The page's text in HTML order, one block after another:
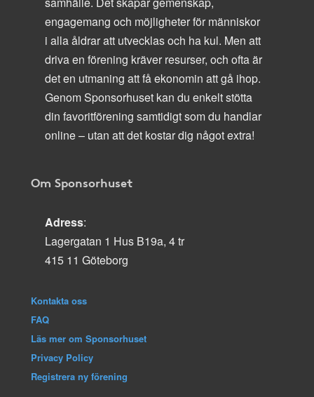
engagemang och möjligheter för människor
i alla åldrar att utvecklas och ha kul. Men att
driva en förening kräver resurser, och ofta är
det en utmaning att få ekonomin att gå ihop.
Genom Sponsorhuset kan du enkelt stötta
din favoritförening samtidigt som du handlar
online – utan att det kostar dig något extra!
Om Sponsorhuset
Adress:
Lagergatan 1 Hus B19a, 4 tr
415 11 Göteborg
Kontakta oss
FAQ
Läs mer om Sponsorhuset
Privacy Policy
Registrera ny förening